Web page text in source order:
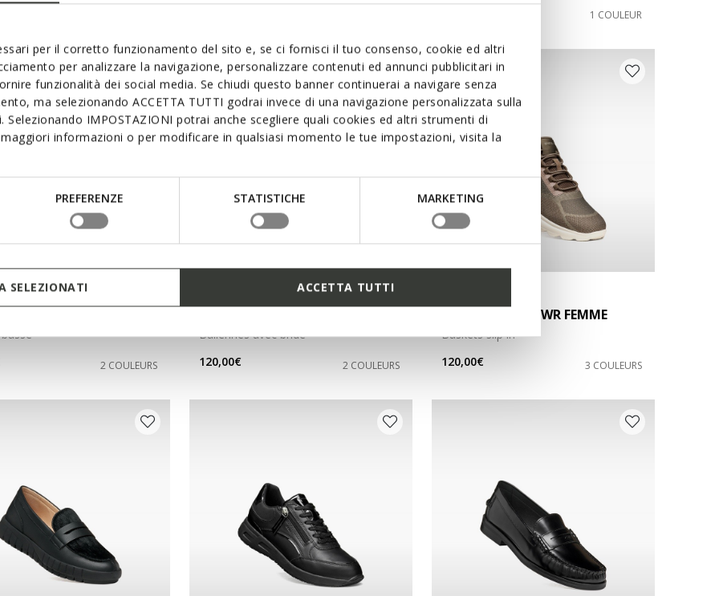
per il corretto funzionamento del sito e, se ci fornisci il tuo consenso, cookie ed altri
per analizzare la navigazione, personalizzare contenuti ed annunci pubblicitari in
funzionalità dei social media. Se chiudi questo banner continuerai a navigare senza
ma selezionando ACCETTA TUTTI godrai invece di una navigazione personalizzata sulla
Selezionando IMPOSTAZIONI potrai anche scegliere quali cookies ed altri strumenti di
informazioni o per modificare in qualsiasi momento le tue impostazioni, visita la
PREFERENZE STATISTICHE MARKETING
SELEZIONATI ACCETTA TUTTI
1 COULEUR
2 COULEURS
Ballerines avec bride
120,00€
2 COULEURS
SPHERICA PLUS WR FEMME
Baskets slip in
120,00€
3 COULEURS